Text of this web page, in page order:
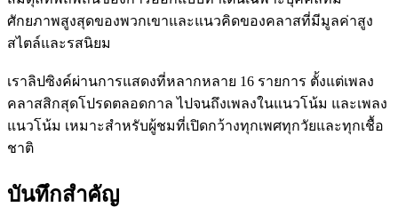
ศักยภาพสูงสุดของพวกเขาและแนวคิดของคลาสที่มีมูลค่าสูง
สไตล์และรสนิยม
เราลิปซิงค์ผ่านการแสดงที่หลากหลาย 16 รายการ ตั้งแต่เพลง
คลาสสิกสุดโปรดตลอดกาล ไปจนถึงเพลงในแนวโน้ม และเพลง
แนวโน้ม เหมาะสำหรับผู้ชมที่เปิดกว้างทุกเพศทุกวัยและทุกเชื้อ
ชาติ
บันทึกสำคัญ